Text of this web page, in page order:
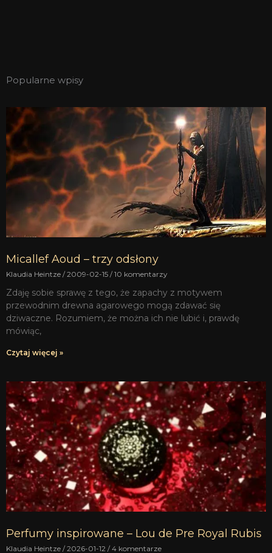
Popularne wpisy
Micallef Aoud – trzy odsłony
Klaudia Heintze 2009-02-15 10 komentarzy
Zdaję sobie sprawę z tego, że zapachy z motywem
przewodnim drewna agarowego mogą zdawać się
dziwaczne. Rozumiem, że można ich nie lubić i, prawdę
mówiąc,
Czytaj więcej »
Perfumy inspirowane – Lou de Pre Royal Rubis
Klaudia Heintze 2026-01-12 4 komentarze